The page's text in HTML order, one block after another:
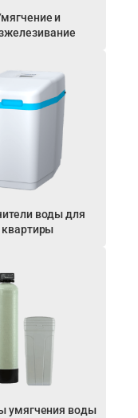
и
воды для
квартиры
умягчения воды